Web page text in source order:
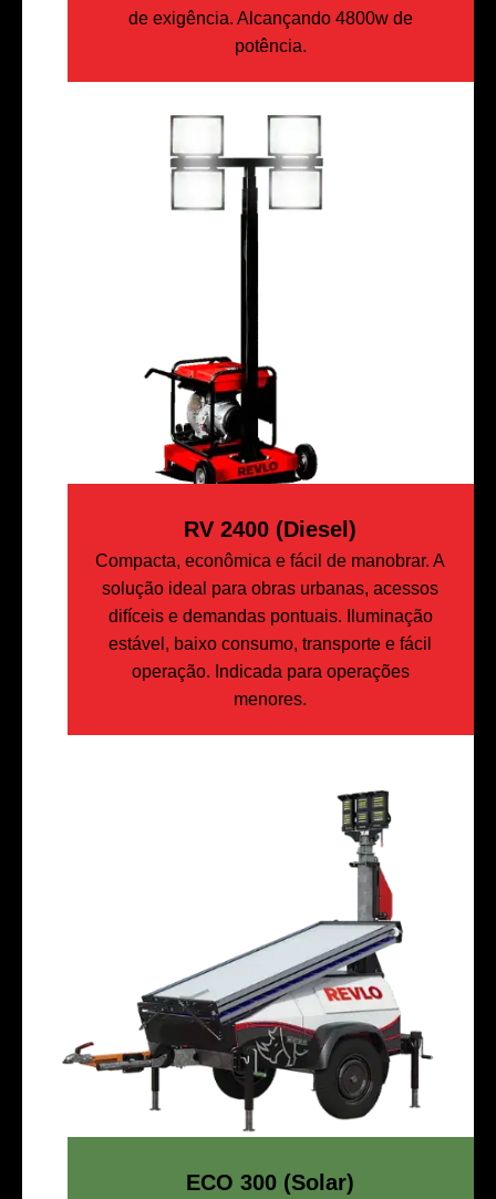
de exigência. Alcançando 4800w de
potência.
RV 2400 (Diesel)
Compacta, econômica e fácil de manobrar. A
solução ideal para obras urbanas, acessos
difíceis e demandas pontuais. Iluminação
estável, baixo consumo, transporte e fácil
operação. Indicada para operações
menores.
ECO 300 (Solar)